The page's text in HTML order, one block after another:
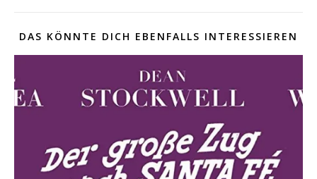
DAS KÖNNTE DICH EBENFALLS INTERESSIEREN